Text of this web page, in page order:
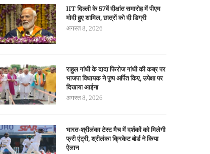
IIT दिल्ली के 57वें दीक्षांत समारोह में पीएम
मोदी हुए शामिल, छात्रों को दी डिग्री
अगस्त 8, 2026
राहुल गांधी के दादा फिरोज गांधी की कब्र पर
भाजपा विधायक ने पुष्प अर्पित किए, उपेक्षा पर
दिखाया आईना
अगस्त 8, 2026
भारत-श्रीलंका टेस्ट मैच में दर्शकों को मिलेगी
फ्री एंट्री, श्रीलंका क्रिकेट बोर्ड ने किया
ऐलान